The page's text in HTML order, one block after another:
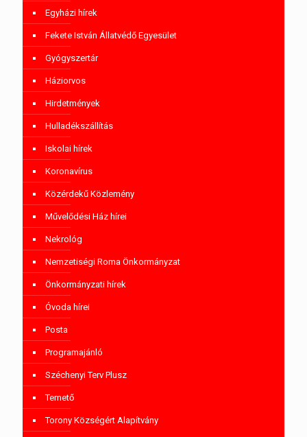
Egyházi hírek
Fekete István Állatvédő Egyesület
Gyógyszertár
Háziorvos
Hirdetmények
Hulladékszállítás
Iskolai hírek
Koronavírus
Közérdekű Közlemény
Művelődési Ház hírei
Nekrológ
Nemzetiségi Roma Önkormányzat
Önkormányzati hírek
Óvoda hírei
Posta
Programajánló
Széchenyi Terv Plusz
Temető
Torony Községért Alapítvány